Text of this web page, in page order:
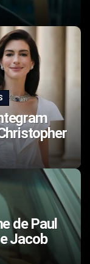
de Paul
Jacob